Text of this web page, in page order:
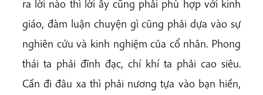
ra lời nào thì lời ấy cũng phải phù hợp với kinh
giáo, đàm luận chuyện gì cũng phải dựa vào sự
nghiên cứu và kinh nghiệm của cổ nhân. Phong
thái ta phải đĩnh đạc, chí khí ta phải cao siêu.
Cần đi đâu xa thì phải nương tựa vào bạn hiền,